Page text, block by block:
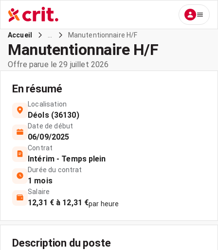
Accueil Manutentionnaire H/F
Manutentionnaire H/F
Offre parue le 29 juillet 2026
En résumé
Localisation
Déols (36130)
Date de début
06/09/2025
Contrat
Intérim - Temps plein
Durée du contrat
1 mois
Salaire
12,31 € à 12,31 €par heure
Description du poste